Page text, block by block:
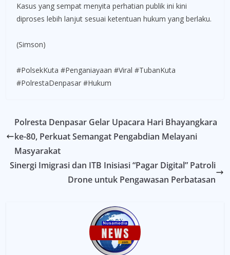
Kasus yang sempat menyita perhatian publik ini kini
diproses lebih lanjut sesuai ketentuan hukum yang berlaku.
(Simson)
#PolsekKuta #Penganiayaan #Viral #TubanKuta
#PolrestaDenpasar #Hukum
Polresta Denpasar Gelar Upacara Hari Bhayangkara
ke-80, Perkuat Semangat Pengabdian Melayani
Masyarakat
Sinergi Imigrasi dan ITB Inisiasi “Pagar Digital” Patroli
Drone untuk Pengawasan Perbatasan